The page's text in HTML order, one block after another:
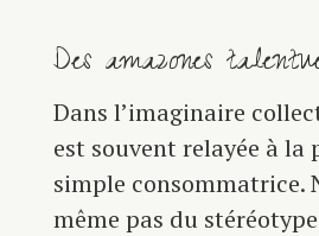
Des amazones
Dans l’imaginaire
est souvent relayée à la
simple consommatrice.
même pas du